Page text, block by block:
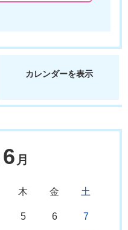
カレンダーを表示
6 月
木 金 土
5 6 7